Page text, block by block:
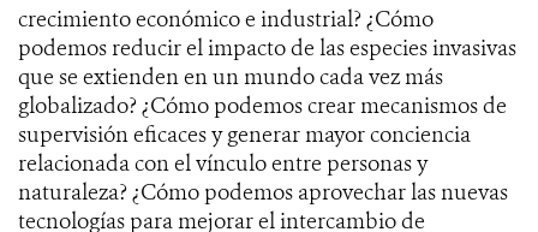
crecimiento económico e industrial? ¿Cómo
podemos reducir el impacto de las especies invasivas
que se extienden en un mundo cada vez más
globalizado? ¿Cómo podemos crear mecanismos de
supervisión eficaces y generar mayor conciencia
relacionada con el vínculo entre personas y
naturaleza? ¿Cómo podemos aprovechar las nuevas
tecnologías para mejorar el intercambio de